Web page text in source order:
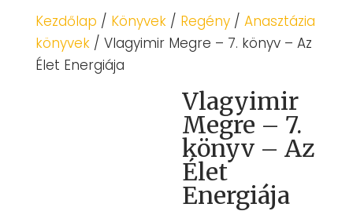
Kezdőlap / Könyvek/ Regény/ Anasztázia
könyvek/ Vlagyimir Megre – 7. könyv – Az
Élet Energiája
Vlagyimir
Megre – 7.
könyv – Az
Élet
Energiája